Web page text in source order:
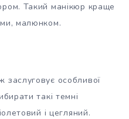
Такий манікюр краще
малюнком.
особливої
такі темні
і цегляний.